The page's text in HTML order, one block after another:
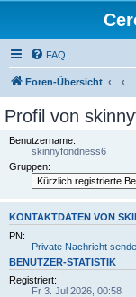
FAQ
Foren-Übersicht
Profil von
Benutzername:
skinnyfondness6
Gruppen:
KONTAKTDATEN VON
PN:
Private Nachricht
BENUTZER-STATISTIK
Registriert:
Fr 3. Jul 2026, 00:58